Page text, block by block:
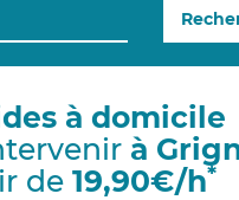
à domicile
à
de 19,90€/h*